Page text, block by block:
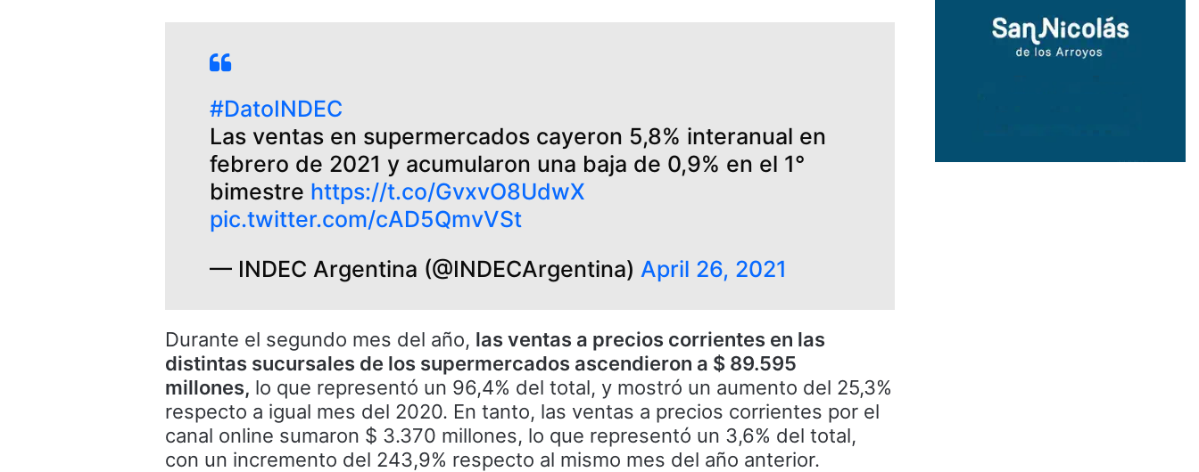
#DatoINDEC
Las ventas en supermercados cayeron 5,8% interanual en
febrero de 2021 y acumularon una baja de 0,9% en el 1°
bimestre https://t.co/GvxvO8UdwX
pic.twitter.com/cAD5QmvVSt
— INDEC Argentina (@INDECArgentina) April 26, 2021
Durante el segundo mes del año, las ventas a precios corrientes en las
distintas sucursales de los supermercados ascendieron a $ 89.595
millones, lo que representó un 96,4% del total, y mostró un aumento del 25,3%
respecto a igual mes del 2020. En tanto, las ventas a precios corrientes por el
canal online sumaron $ 3.370 millones, lo que representó un 3,6% del total,
con un incremento del 243,9% respecto al mismo mes del año anterior.